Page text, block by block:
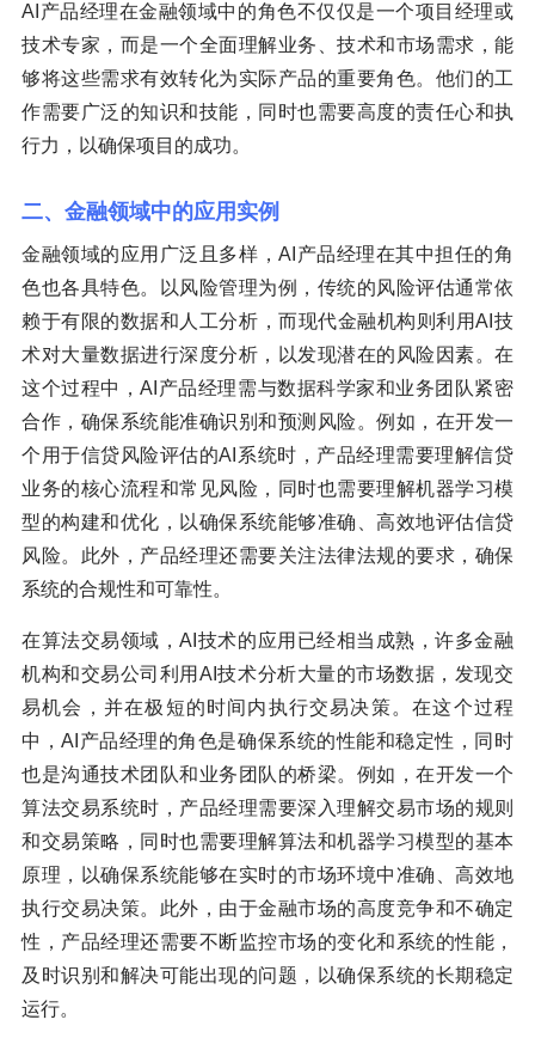
AI产品经理在金融领域中的角色不仅仅是一个项目经理或
技术专家，而是一个全面理解业务、技术和市场需求，能
够将这些需求有效转化为实际产品的重要角色。他们的工
作需要广泛的知识和技能，同时也需要高度的责任心和执
行力，以确保项目的成功。
二、金融领域中的应用实例
金融领域的应用广泛且多样，AI产品经理在其中担任的角
色也各具特色。以风险管理为例，传统的风险评估通常依
赖于有限的数据和人工分析，而现代金融机构则利用AI技
术对大量数据进行深度分析，以发现潜在的风险因素。在
这个过程中，AI产品经理需与数据科学家和业务团队紧密
合作，确保系统能准确识别和预测风险。例如，在开发一
个用于信贷风险评估的AI系统时，产品经理需要理解信贷
业务的核心流程和常见风险，同时也需要理解机器学习模
型的构建和优化，以确保系统能够准确、高效地评估信贷
风险。此外，产品经理还需要关注法律法规的要求，确保
系统的合规性和可靠性。
在算法交易领域，AI技术的应用已经相当成熟，许多金融
机构和交易公司利用AI技术分析大量的市场数据，发现交
易机会，并在极短的时间内执行交易决策。在这个过程
中，AI产品经理的角色是确保系统的性能和稳定性，同时
也是沟通技术团队和业务团队的桥梁。例如，在开发一个
算法交易系统时，产品经理需要深入理解交易市场的规则
和交易策略，同时也需要理解算法和机器学习模型的基本
原理，以确保系统能够在实时的市场环境中准确、高效地
执行交易决策。此外，由于金融市场的高度竞争和不确定
性，产品经理还需要不断监控市场的变化和系统的性能，
及时识别和解决可能出现的问题，以确保系统的长期稳定
运行。